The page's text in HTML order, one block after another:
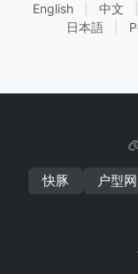
English 中文
日本語
快豚 户型网